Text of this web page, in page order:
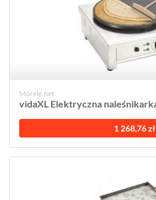
Morele.net
vidaXL Elektryczna
1 268,76 zł